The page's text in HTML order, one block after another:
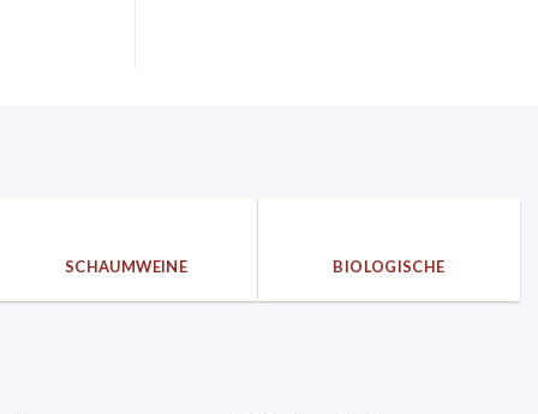
SCHAUMWEINE BIOLOGISCHE